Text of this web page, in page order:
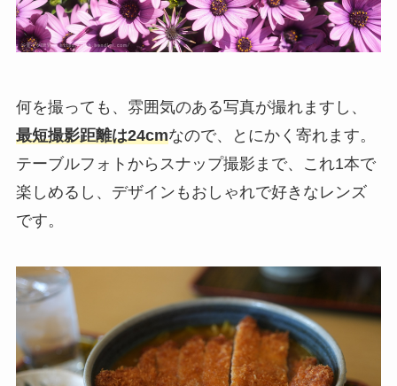
何を撮っても、雰囲気のある写真が撮れますし、
最短撮影距離は24cmなので、とにかく寄れます。
テーブルフォトからスナップ撮影まで、これ1本で
楽しめるし、デザインもおしゃれで好きなレンズ
です。